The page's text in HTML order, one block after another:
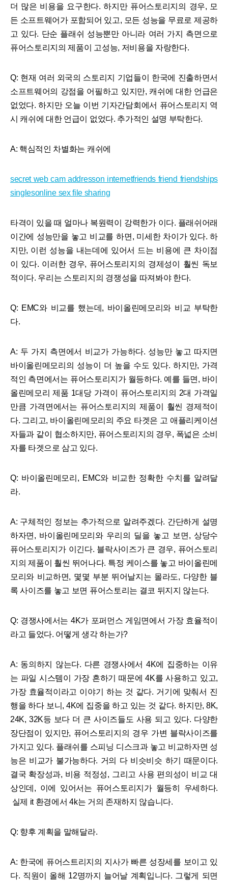
더 많은 비용을 요구한다. 하지만 퓨어스토리지의 경우, 모
든 소프트웨어가 포함되어 있고, 모든 성능을 무료로 제공하
고 있다. 단순 플래쉬 성능뿐만 아니라 여러 가지 측면으로
퓨어스토리지의 제품이 고성능, 저비용을 자랑한다.
Q: 현재 여러 외국의 스토리지 기업들이 한국에 진출하면서
소프트웨어의 강점을 어필하고 있지만, 캐쉬에 대한 언급은
없었다. 하지만 오늘 이번 기자간담회에서 퓨어스토리지 역
시 캐쉬에 대한 언급이 없었다. 추가적인 설명 부탁한다.
A: 핵심적인 차별화는 캐쉬에
secret web cam addresson internetfriends friend friendships
singlesonline sex file sharing
타격이 있을 때 얼마나 복원력이 강력한가 이다. 플래쉬어래
이간에 성능만을 놓고 비교를 하면, 미세한 차이가 있다. 하
지만, 이런 성능을 내는데에 있어서 드는 비용에 큰 차이점
이 있다. 이러한 경우, 퓨어스토리지의 경제성이 훨씬 독보
적이다. 우리는 스토리지의 경쟁성을 따져봐야 한다.
Q: EMC와 비교를 했는데, 바이올린메모리와 비교 부탁한
다.
A: 두 가지 측면에서 비교가 가능하다. 성능만 놓고 따지면
바이올린메모리의 성능이 더 높을 수도 있다. 하지만, 가격
적인 측면에서는 퓨어스토리지가 월등하다. 예를 들면, 바이
올린메모리 제품 1대당 가격이 퓨어스토리지의 2대 가격일
만큼 가격면에서는 퓨어스토리지의 제품이 훨씬 경제적이
다. 그리고, 바이올린메모리의 주요 타겟은 고 애플리케이션
자들과 같이 협소하지만, 퓨어스토리지의 경우, 폭넓은 소비
자를 타겟으로 삼고 있다.
Q: 바이올린메모리, EMC와 비교한 정확한 수치를 알려달
라.
A: 구체적인 정보는 추가적으로 알려주겠다. 간단하게 설명
하자면, 바이올린메모리와 우리의 딜을 놓고 보면, 상당수
퓨어스토리지가 이긴다. 블락사이즈가 큰 경우, 퓨어스토리
지의 제품이 훨씬 뛰어나다. 특정 케이스를 놓고 바이올린메
모리와 비교하면, 몇몇 부분 뛰어날지는 몰라도, 다양한 블
록 사이즈를 놓고 보면 퓨어스토리는 결코 뒤지지 않는다.
Q: 경쟁사에서는 4K가 포퍼먼스 게임면에서 가장 효율적이
라고 들었다. 어떻게 생각 하는가?
A: 동의하지 않는다. 다른 경쟁사에서 4K에 집중하는 이유
는 파일 시스템이 가장 흔하기 때문에 4K를 사용하고 있고,
가장 효율적이라고 이야기 하는 것 같다. 거기에 맞춰서 진
행을 하다 보니, 4K에 집중을 하고 있는 것 같다. 하지만, 8K,
24K, 32K등 보다 더 큰 사이즈들도 사용 되고 있다. 다양한
장단점이 있지만, 퓨어스토리지의 경우 가변 블락사이즈를
가지고 있다. 플래쉬를 스피닝 디스크과 놓고 비교하자면 성
능은 비교가 불가능하다. 거의 다 비슷비슷 하기 때문이다.
결국 확장성과, 비용 적정성, 그리고 사용 편의성이 비교 대
상인데, 이에 있어서는 퓨어스토리지가 월등히 우세하다.
실제 it 환경에서 4k는 거의 존재하지 않습니다.
Q: 향후 계획을 말해달라.
A: 한국에 퓨어스트리지의 지사가 빠른 성장세를 보이고 있
다. 직원이 올해 12명까지 늘어날 계획입니다. 그렇게 되면